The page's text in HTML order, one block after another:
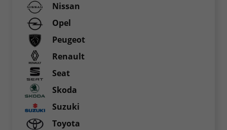
Nissan
Opel
Peugeot
Renault
Seat
Skoda
Suzuki
Toyota